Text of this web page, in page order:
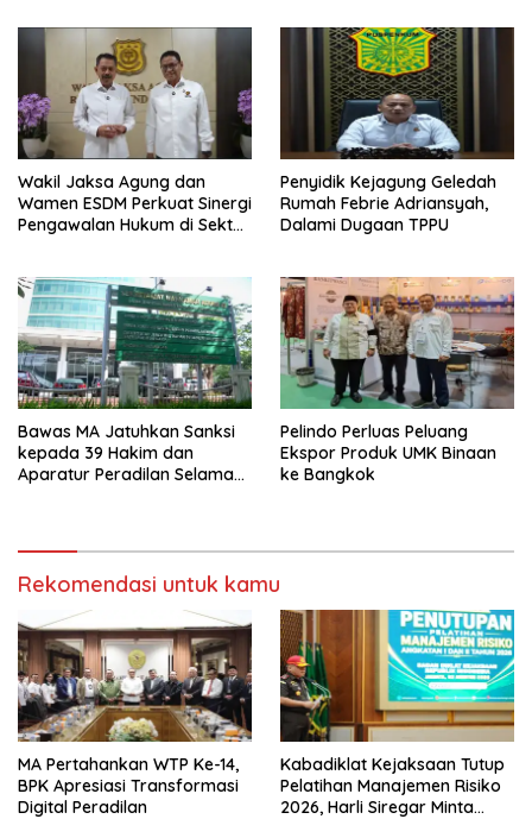
Wakil Jaksa Agung dan
Wamen ESDM Perkuat Sinergi
Pengawalan Hukum di Sektor
Penyidik Kejagung Geledah
Rumah Febrie Adriansyah,
Dalami Dugaan TPPU
Bawas MA Jatuhkan Sanksi
kepada 39 Hakim dan
Aparatur Peradilan Selama
Pelindo Perluas Peluang
Ekspor Produk UMK Binaan
ke Bangkok
Rekomendasi untuk kamu
MA Pertahankan WTP Ke-14,
BPK Apresiasi Transformasi
Digital Peradilan
Kabadiklat Kejaksaan Tutup
Pelatihan Manajemen Risiko
2026, Harli Siregar Minta